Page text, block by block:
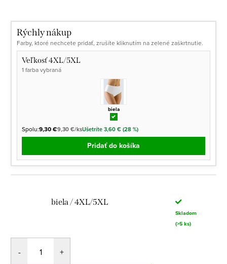
Rýchly nákup
Farby, ktoré nechcete pridať, zrušíte kliknutím na zelené zaškrtnutie.
Veľkosť 4XL/5XL
1 farba vybraná
biela
Spolu:9,30 €9,30 €/ksUšetríte 3,60 € (28 %)
Pridať do košíka
biela / 4XL/5XL
Skladom
(>5 ks)